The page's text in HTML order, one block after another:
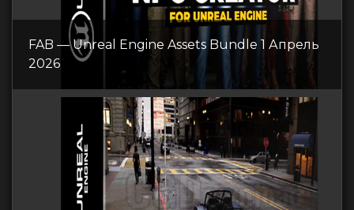
FAB — Unreal Engine Assets Bundle 1 Апрель
2026